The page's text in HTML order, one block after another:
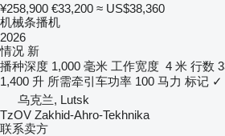
¥258,900 €33,200 ≈ US$38,360
机械条播机
2026
情况 新
播种深度 1,000 毫米 工作宽度 4 米 行数
1,400 升 所需牵引车功率 100 马力 标记 ✓
乌克兰, Lutsk
TzOV Zakhid-Ahro-Tekhnika
联系卖方